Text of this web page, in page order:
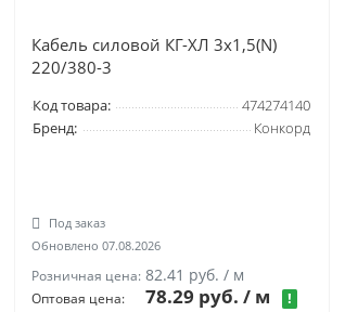
Кабель силовой КГ-ХЛ 3х1,5(N)
220/380-3
Код товара:
474274140
Бренд:
Конкорд
Под заказ
Обновлено 07.08.2026
Розничная цена: 82.41 руб. / м
Оптовая цена: 78.29 руб./ м !